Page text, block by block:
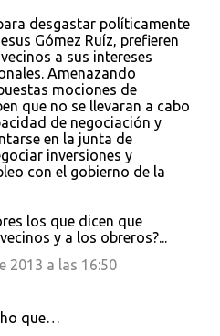
desgastar políticamente
Gómez Ruíz, prefieren
a sus intereses
Amenazando
mociones de
que no se llevaran a cabo
de negociación y
en la junta de
inversiones y
con el gobierno de la
los que dicen que
y a los obreros?...
2013 a las 16:50
que…